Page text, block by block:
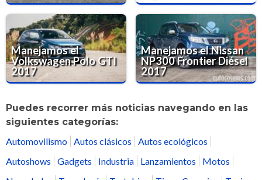
Manejamos el
Volkswagen Polo GTI
2017
Manejamos el Nissan
NP300 Frontier Diésel
2017
Puedes recorrer más noticias navegando en las
siguientes categorías:
Automovilismo Autos clásicos
Autos ecológicos
Autoshows
Gadgets Industria Lanzamientos
Motos